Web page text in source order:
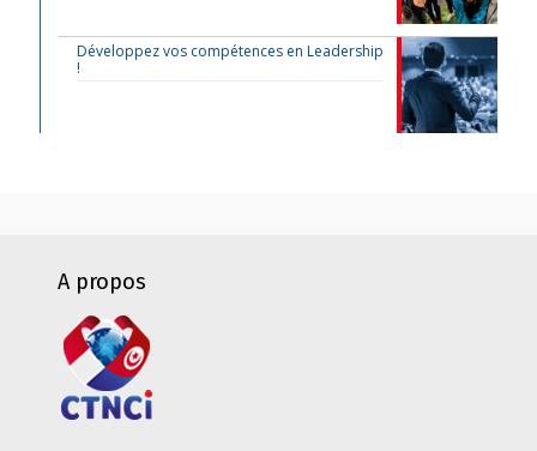
Développez vos compétences en Leadership
!
A propos